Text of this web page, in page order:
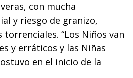
con mucha
y riesgo de granizo,
torrenciales. “Los Niños van
y erráticos y las Niñas
en el inicio de la